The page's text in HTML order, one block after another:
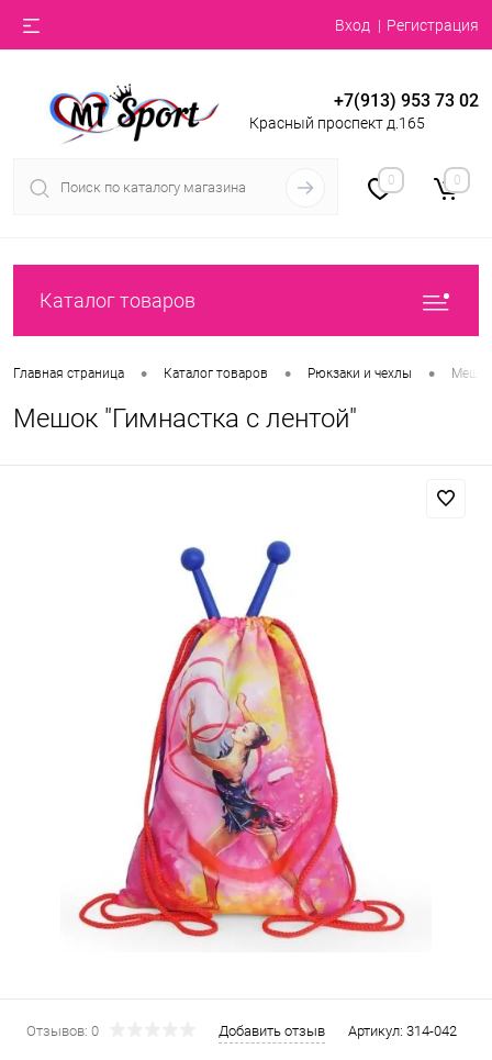
Вход Регистрация
+7(913) 953 73 02
Красный проспект д.165
0 0
Каталог товаров
Главная страница • Каталог товаров • Рюкзаки и чехлы •
Мешок "Гимнастка с лентой"
Отзывов: 0 Добавить отзыв Артикул: 314-042